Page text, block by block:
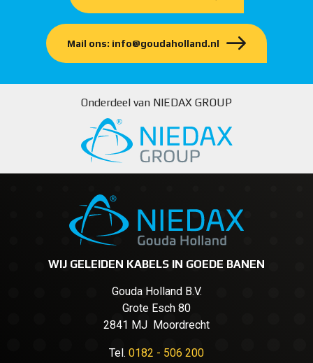
Mail ons: info@goudaholland.nl
Onderdeel van NIEDAX GROUP
WIJ GELEIDEN KABELS IN GOEDE BANEN
Gouda Holland B.V.
Grote Esch 80
2841 MJ Moordrecht
Tel. 0182 - 506 200